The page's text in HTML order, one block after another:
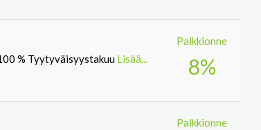
% Tyytyväisyystakuu Lisää...
Palkkionne
8%
Palkkionne